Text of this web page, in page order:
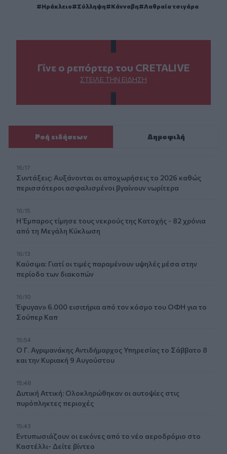
Ηράκλειο Σύλληψη Κάνναβη Λαθραία τσιγάρα
Γίνε ο ρεπόρτερ του CRETALIVE
ΣΤΕΊΛΕ ΤΗΝ ΕΊΔΗΣΗ
Ροή ειδήσεων Δημοφιλή
16:17
Συντάξεις: Αυξάνονται οι αποχωρήσεις το 2026 καθώς
περισσότεροι ασφαλισμένοι βγαίνουν νωρίτερα
16:15
Η Έμπαρος τίμησε τους νεκρούς της Κατοχής - 82 χρόνια
από τη Μεγάλη Κύκλωση
16:13
Καύσιμα: Γιατί οι τιμές παραμένουν υψηλές μέσα στην
περίοδο των διακοπών
16:10
Έφυγαν» 6.000 εισιτήρια από τον κόσμο του ΟΦΗ για το
Σούπερ Καπ
15:54
Ο Γ. Αγριμανάκης Αντιδήμαρχος Υπηρεσίας το Σάββατο 8
και την Κυριακή 9 Αυγούστου
15:48
Δυτική Αττική: Ολοκληρώθηκαν οι αυτοψίες στις
πυρόπληκτες περιοχές
15:43
Εντυπωσιάζουν οι εικόνες από το νέο αεροδρόμιο στο
Καστέλλι- Δείτε βίντεο